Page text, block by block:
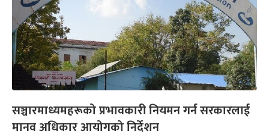
सञ्चारमाध्यमहरूको प्रभावकारी नियमन गर्न सरकारलाई
मानव अधिकार आयोगको निर्देशन